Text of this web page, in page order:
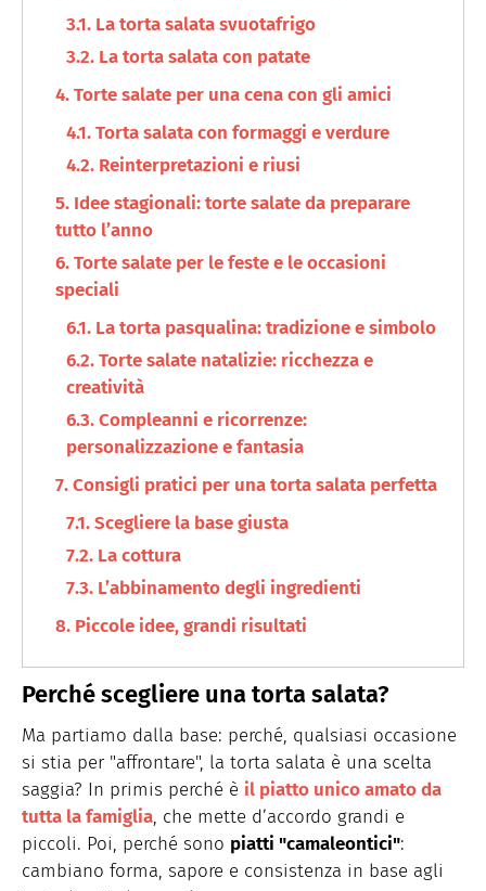
La torta salata svuotafrigo
La torta salata con patate
Torte salate per una cena con gli amici
Torta salata con formaggi e verdure
Reinterpretazioni e riusi
Idee stagionali: torte salate da preparare
tutto l’anno
Torte salate per le feste e le occasioni
speciali
La torta pasqualina: tradizione e simbolo
Torte salate natalizie: ricchezza e
creatività
Compleanni e ricorrenze:
personalizzazione e fantasia
Consigli pratici per una torta salata perfetta
Scegliere la base giusta
La cottura
L’abbinamento degli ingredienti
Piccole idee, grandi risultati
Perché scegliere una torta salata?
Ma partiamo dalla base: perché, qualsiasi occasione
si stia per "affrontare", la torta salata è una scelta
saggia? In primis perché è il piatto unico amato da
tutta la famiglia, che mette d’accordo grandi e
piccoli. Poi, perché sono piatti "camaleontici":
cambiano forma, sapore e consistenza in base agli